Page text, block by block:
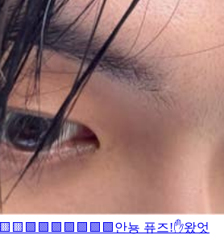
🟨🟨🟪🟪🟪🟪🟪🟪🟪 안뇽 퓨즈!✋왔엇